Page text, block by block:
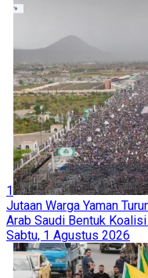
1
Jutaan Warga Yaman
Arab Saudi Bentuk
Sabtu, 1 Agustus 2026